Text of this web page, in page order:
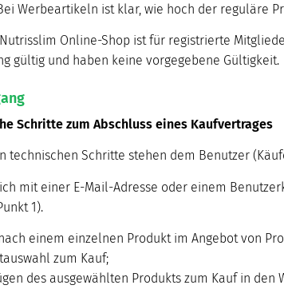
Werbeartikeln ist klar, wie hoch der reguläre
Online-Shop ist für registrierte
gültig und haben keine vorgegebene Gültigkeit.
Schritte zum Abschluss eines Kaufvertrages
technischen Schritte stehen dem Benutzer
mit einer E-Mail-Adresse oder einem
1).
einem einzelnen Produkt im Angebot von
zum Kauf;
des ausgewählten Produkts zum Kauf in den